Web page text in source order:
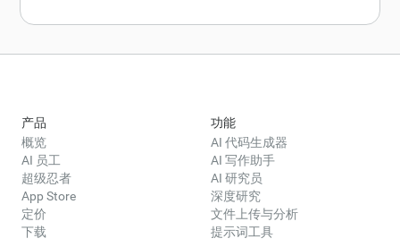
产品
概览
AI 员工
超级忍者
App Store
定价
下载
功能
AI 代码生成器
AI 写作助手
AI 研究员
深度研究
文件上传与分析
提示词工具